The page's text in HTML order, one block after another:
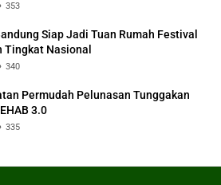
353
Siap Jadi Tuan Rumah Festival
Tingkat Nasional
340
Permudah Pelunasan Tunggakan
3.0
335